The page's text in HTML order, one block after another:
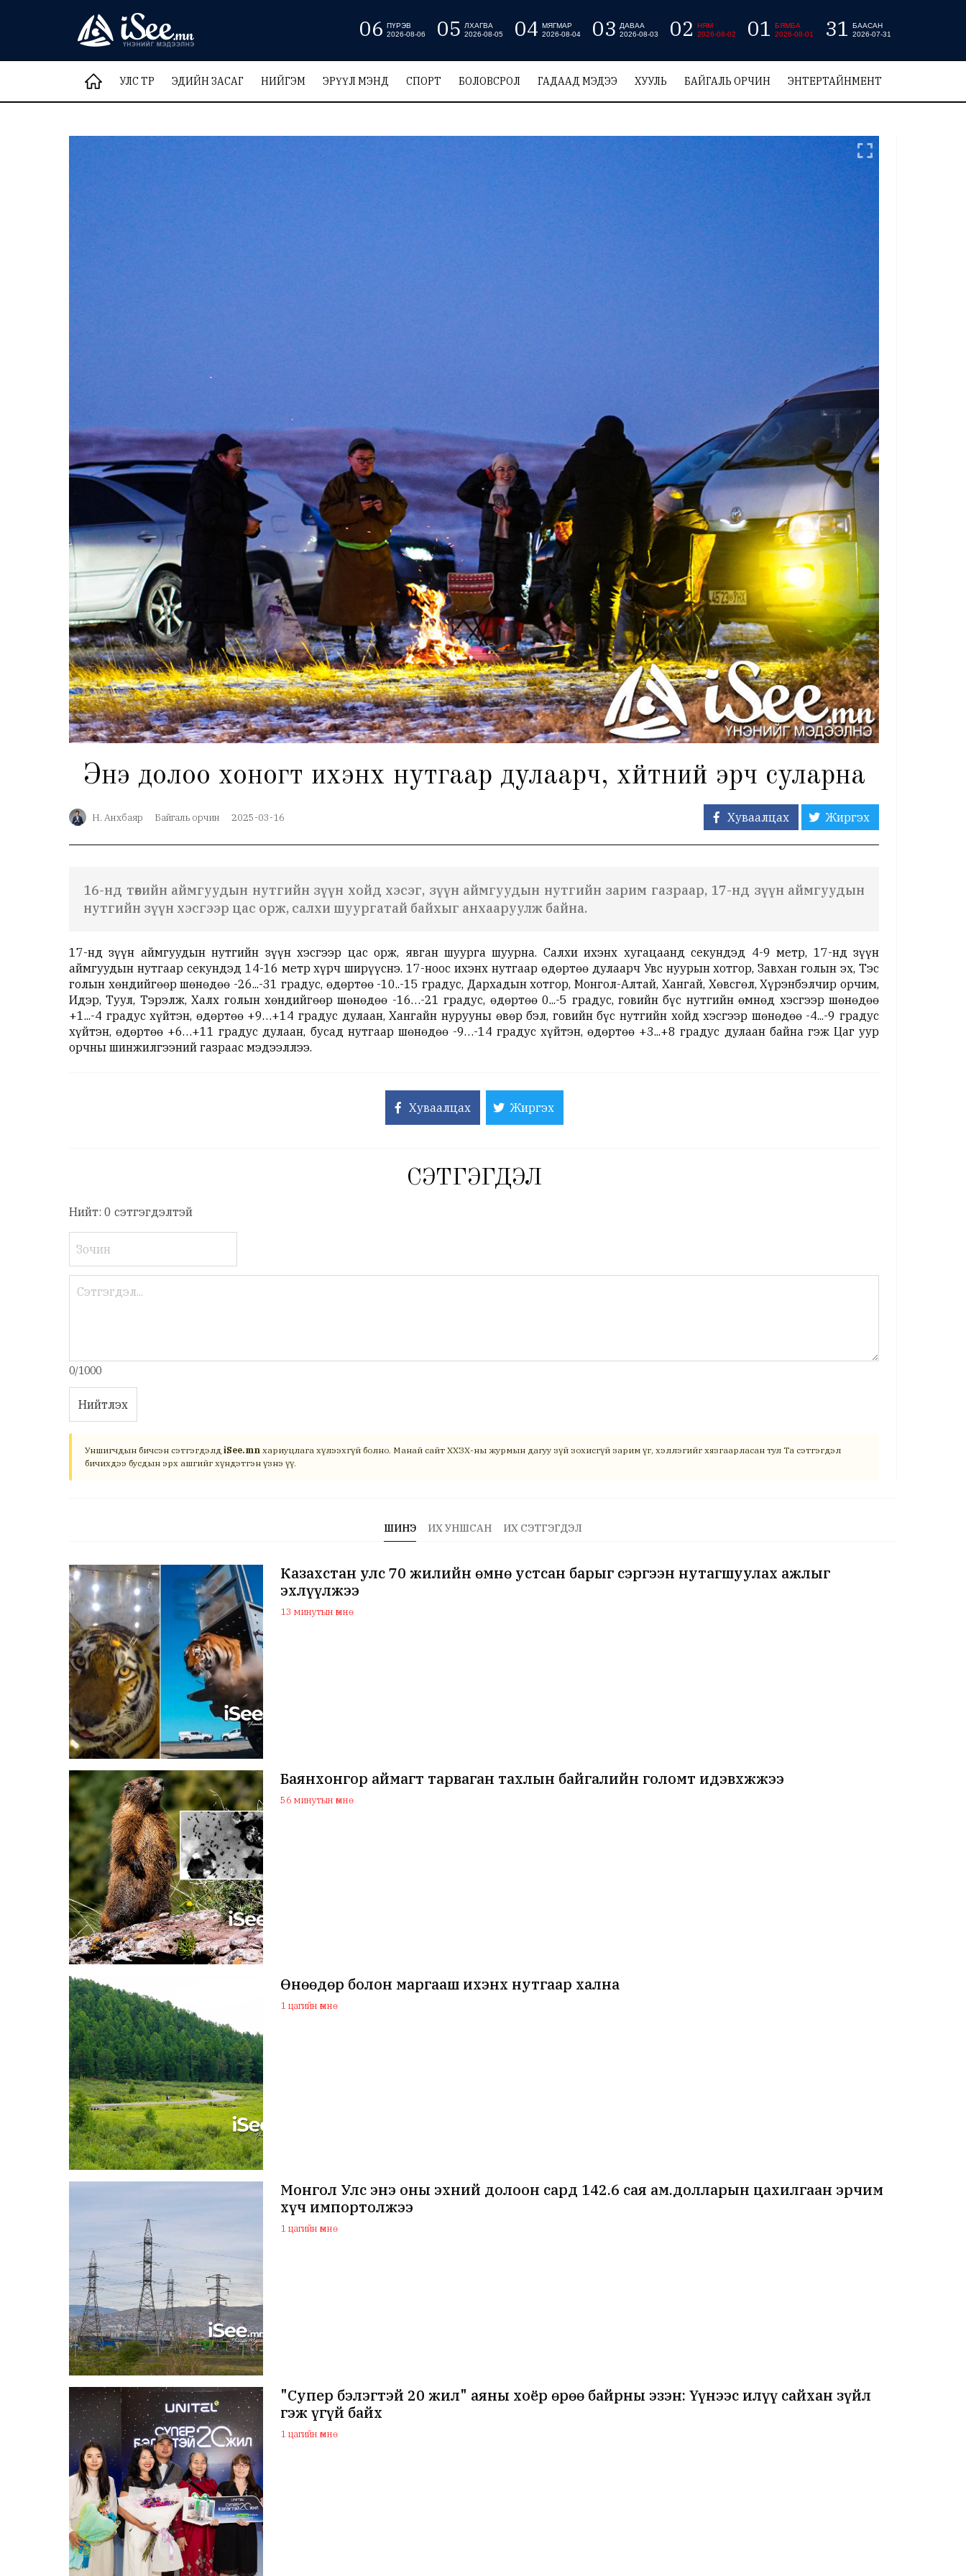
06 ПҮРЭВ
2026-08-06
05
ЛХАГВА
2026-08-05
04 МЯГМАР
2026-08-04
03
ДАВАА
2026-08-03
02
НЯМ
2026-08-02
01
БЯМБА
2026-08-01
31
БААСАН
2026-07-31
УЛС ТӨР ЭДИЙН ЗАСАГ НИЙГЭМ ЭРҮҮЛ МЭНД СПОРТ БОЛОВСРОЛ ГАДААД МЭДЭЭ ХУУЛЬ БАЙГАЛЬ ОРЧИН ЭНТЕРТАЙНМЕНТ
Энэ долоо хоногт ихэнх нутгаар дулаарч, хүйтний эрч суларна
Н. Анхбаяр Байгаль орчин 2025-03-16 Хуваалцах Жиргэх
16-нд төвийн аймгуудын нутгийн зүүн хойд хэсэг, зүүн аймгуудын нутгийн зарим газраар, 17-нд зүүн аймгуудын
нутгийн зүүн хэсгээр цас орж, салхи шуургатай байхыг анхааруулж байна.
17-нд зүүн аймгуудын нутгийн зүүн хэсгээр цас орж, явган шуурга шуурна. Салхи ихэнх хугацаанд секундэд 4-9 метр, 17-нд зүүн
аймгуудын нутгаар секундэд 14-16 метр хүрч ширүүснэ. 17-ноос ихэнх нутгаар өдөртөө дулаарч Увс нуурын хотгор, Завхан голын эх, Тэс
голын хөндийгөөр шөнөдөө -26...-31 градус, өдөртөө -10..-15 градус, Дархадын хотгор, Монгол-Алтай, Хангай, Хөвсгөл, Хүрэнбэлчир орчим,
Идэр, Туул, Тэрэлж, Халх голын хөндийгөөр шөнөдөө -16…-21 градус, өдөртөө 0...-5 градус, говийн бүс нутгийн өмнөд хэсгээр шөнөдөө
+1...-4 градус хүйтэн, өдөртөө +9…+14 градус дулаан, Хангайн нурууны өвөр бэл, говийн бүс нутгийн хойд хэсгээр шөнөдөө -4...-9 градус
хүйтэн, өдөртөө +6…+11 градус дулаан, бусад нутгаар шөнөдөө -9…-14 градус хүйтэн, өдөртөө +3...+8 градус дулаан байна гэж Цаг уур
орчны шинжилгээний газраас мэдээллээ.
Хуваалцах Жиргэх
СЭТГЭГДЭЛ
Нийт: 0 сэтгэгдэлтэй
0/1000
Нийтлэх
Уншигчдын бичсэн сэтгэгдэлд iSee.mn хариуцлага хүлээхгүй болно. Манай сайт ХХЗХ-ны журмын дагуу зүй зохисгүй зарим үг, хэллэгийг хязгаарласан тул Та сэтгэгдэл
бичихдээ бусдын эрх ашгийг хүндэтгэн үзнэ үү.
ШИНЭ ИХ УНШСАН ИХ СЭТГЭГДЭЛ
Казахстан улс 70 жилийн өмнө устсан барыг сэргээн нутагшуулах ажлыг
эхлүүлжээ
13 минутын өмнө
Баянхонгор аймагт тарваган тахлын байгалийн голомт идэвхжжээ
56 минутын өмнө
Өнөөдөр болон маргааш ихэнх нутгаар хална
1 цагийн өмнө
Монгол Улс энэ оны эхний долоон сард 142.6 сая ам.долларын цахилгаан эрчим
хүч импортолжээ
1 цагийн өмнө
"Супер бэлэгтэй 20 жил" аяны хоёр өрөө байрны эзэн: Үүнээс илүү сайхан зүйл
гэж үгүй байх
1 цагийн өмнө